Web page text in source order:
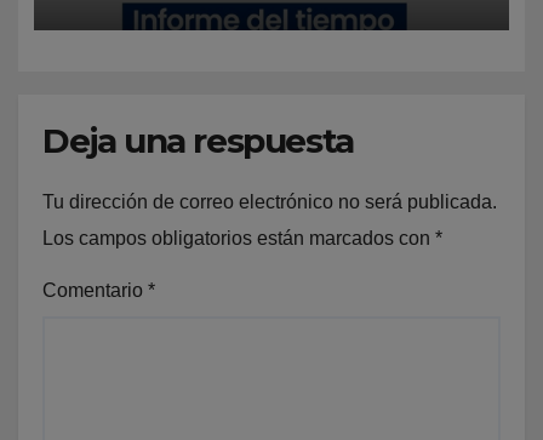
Deja una respuesta
Tu dirección de correo electrónico no será publicada.
Los campos obligatorios están marcados con *
Comentario *